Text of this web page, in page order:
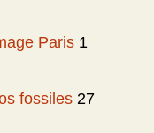
Paris 1
fossiles 27